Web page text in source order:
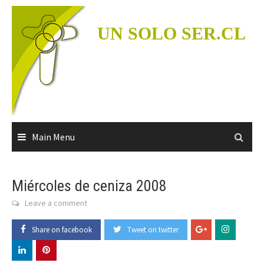
Skip
content
UN SOLO SER.CL
Main Menu
Miércoles de ceniza 2008
Leave a comment
Share on facebook Tweet on twitter